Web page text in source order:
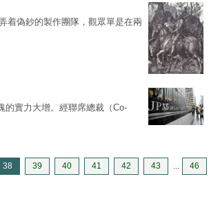
着偽鈔的製作團隊，觀眾單是在兩
的實力大增。經聯席總裁（Co-
38 39 40 41 42 43 ... 46